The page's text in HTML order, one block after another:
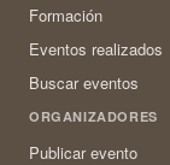
Formación
Eventos realizados
Buscar eventos
ORGANIZADORES
Publicar evento